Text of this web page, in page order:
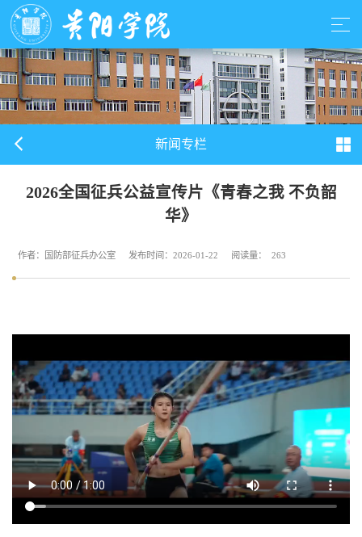
新闻专栏
2026全国征兵公益宣传片《青春之我 不负韶
华》
作者：国防部征兵办公室 发布时间：2026-01-22 阅读量： 263